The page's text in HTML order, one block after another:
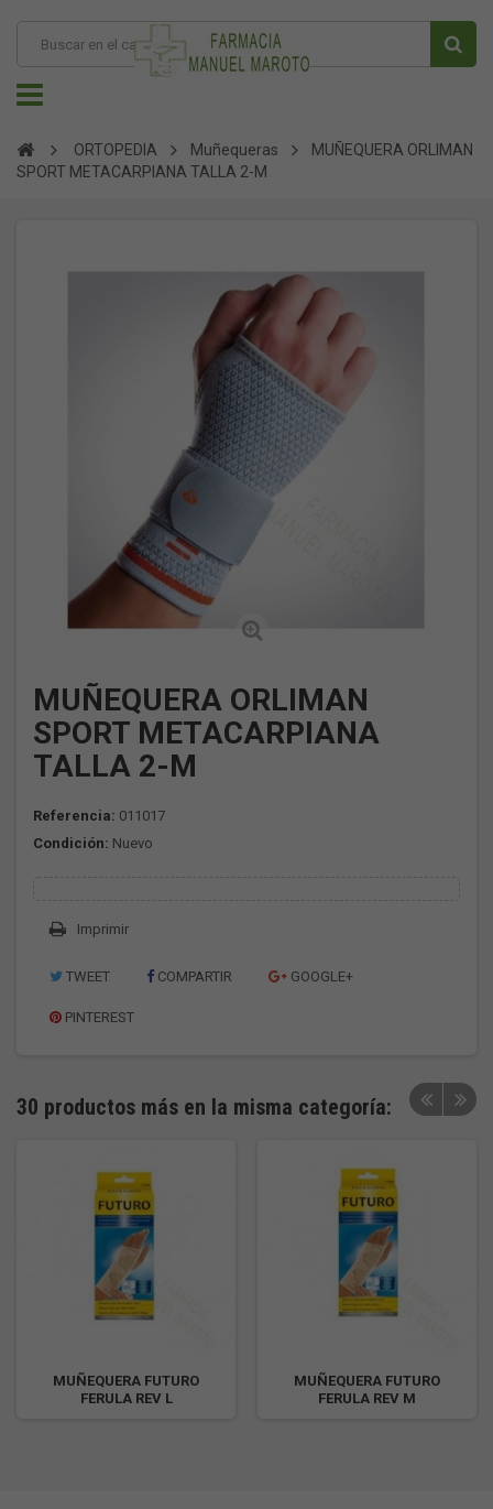
ORTOPEDIA Muñequeras
MUÑEQUERA ORLIMAN
SPORT METACARPIANA TALLA 2-M
MUÑEQUERA ORLIMAN
SPORT METACARPIANA
TALLA 2-M
Referencia: 011017
Condición: Nuevo
Imprimir
TWEET COMPARTIR GOOGLE+
PINTEREST
30 productos más en la misma categoría:
MUÑEQUERA FUTURO
FERULA REV L
MUÑEQUERA FUTURO
FERULA REV M